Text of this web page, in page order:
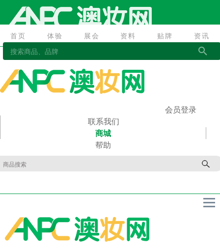
首页 体验 展会 资料 贴牌 资讯
首页 体验 展会 资料
会员登录
联系我们
商城
帮助